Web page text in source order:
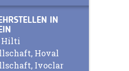
IN
Hilti
Hoval
Ivoclar